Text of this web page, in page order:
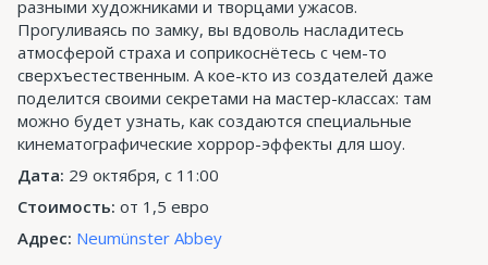
разными художниками и творцами ужасов.
Прогуливаясь по замку, вы вдоволь насладитесь
атмосферой страха и соприкоснётесь с чем-то
сверхъестественным. А кое-кто из создателей даже
поделится своими секретами на мастер-классах: там
можно будет узнать, как создаются специальные
кинематографические хоррор-эффекты для шоу.
Дата: 29 октября, с 11:00
Стоимость: от 1,5 евро
Адрес: Neumünster Abbey